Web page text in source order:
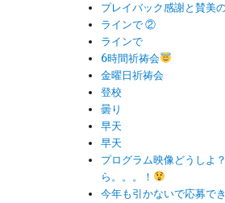
プレイバック感謝と賛美
ラインで ②
ラインで
6時間祈祷会
金曜日祈祷会
登校
曇り
早天
早天
プログラム映像どうしよ？
ら。。。！
今年も引かないで応募で